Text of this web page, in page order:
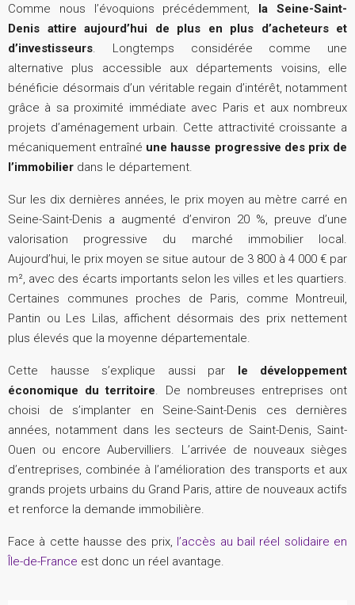
Comme nous l’évoquions précédemment, la Seine-Saint-
Denis attire aujourd’hui de plus en plus d’acheteurs et
d’investisseurs. Longtemps considérée comme une
alternative plus accessible aux départements voisins, elle
bénéficie désormais d’un véritable regain d’intérêt, notamment
grâce à sa proximité immédiate avec Paris et aux nombreux
projets d’aménagement urbain. Cette attractivité croissante a
mécaniquement entraîné une hausse progressive des prix de
l’immobilier dans le département.
Sur les dix dernières années, le prix moyen au mètre carré en
Seine-Saint-Denis a augmenté d’environ 20 %, preuve d’une
valorisation progressive du marché immobilier local.
Aujourd’hui, le prix moyen se situe autour de 3 800 à 4 000 € par
m², avec des écarts importants selon les villes et les quartiers.
Certaines communes proches de Paris, comme Montreuil,
Pantin ou Les Lilas, affichent désormais des prix nettement
plus élevés que la moyenne départementale.
Cette hausse s’explique aussi par le développement
économique du territoire. De nombreuses entreprises ont
choisi de s’implanter en Seine-Saint-Denis ces dernières
années, notamment dans les secteurs de Saint-Denis, Saint-
Ouen ou encore Aubervilliers. L’arrivée de nouveaux sièges
d’entreprises, combinée à l’amélioration des transports et aux
grands projets urbains du Grand Paris, attire de nouveaux actifs
et renforce la demande immobilière.
Face à cette hausse des prix, l’accès au bail réel solidaire en
Île-de-France est donc un réel avantage.